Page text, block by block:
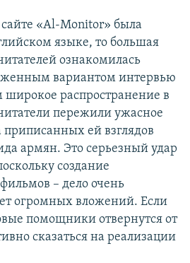
сайте «Al-Monitor» была
языке, то большая
ознакомилась
вариантом интервью
распространение в
пережили ужасное
приписанных ей взглядов
армян. Это серьезный удар
создание
– дело очень
огромных вложений. Если
помощники отвернутся от
сказаться на реализации